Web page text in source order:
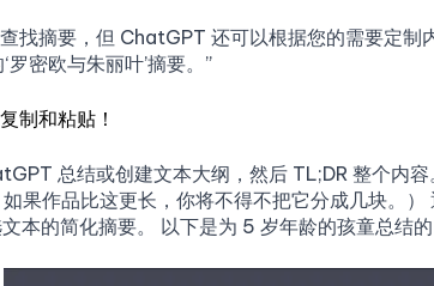
找摘要，但 ChatGPT 还可以根据您的需要定
罗密欧与朱丽叶’摘要。”
制和粘贴！
总结或创建文本大纲，然后 TL;DR 整个内
果作品比这更长，你将不得不把它分成几块。
本的简化摘要。 以下是为 5 岁年龄的孩童总结的